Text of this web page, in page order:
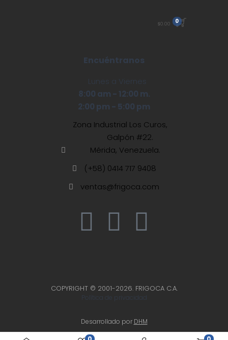
$0.00 0
Encuéntranos
Lunes a Viernes
8:00 am - 12:00 m.
2:00 pm - 5:00 pm
Zona Industrial Los Curos,
Galpón #22.
Mérida, Venezuela.
(+58) 0414 717 9408
ventas@frigoca.com
COPYRIGHT © 2001-2026. FRIGOCA C.A.
Política de privacidad
Desarrollado por DHM